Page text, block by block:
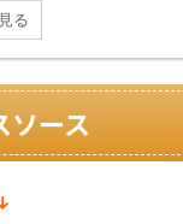
る
ソース